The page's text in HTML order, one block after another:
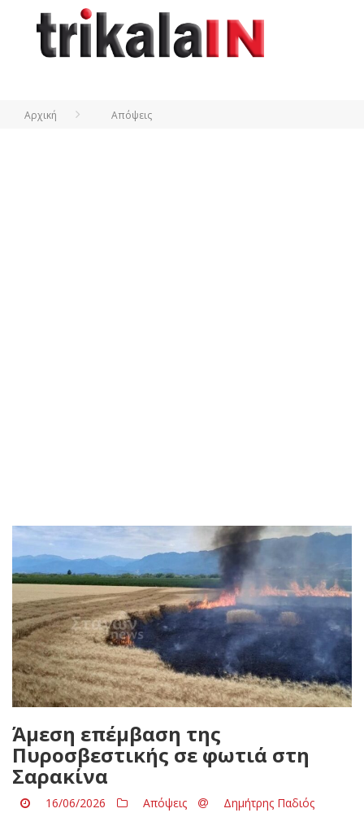
Αρχική Απόψεις
Άμεση επέμβαση της
Πυροσβεστικής σε φωτιά στη
Σαρακίνα
16/06/2026 Απόψεις Δημήτρης Παδιός